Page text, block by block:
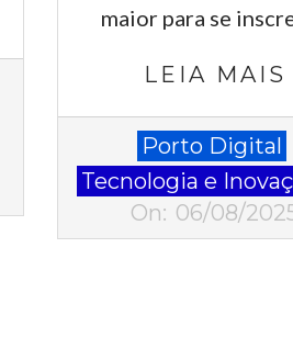
maior para se
LEIA MAIS
08-
06
Porto Digital
Tecnologia e
On: 06/08/